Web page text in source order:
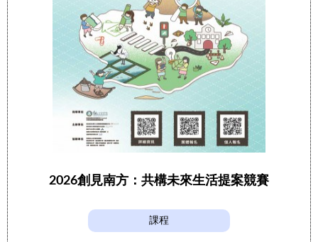
2026創見南方：共構未來生活提案競賽
課程